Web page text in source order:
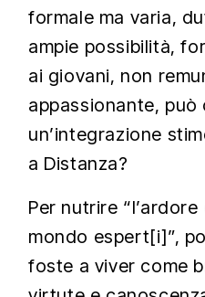
formale ma varia,
ampie possibilità,
ai giovani, non
appassionante,
un’integrazione
a Distanza?
Per nutrire
mondo espert[i]”,
foste a viver come